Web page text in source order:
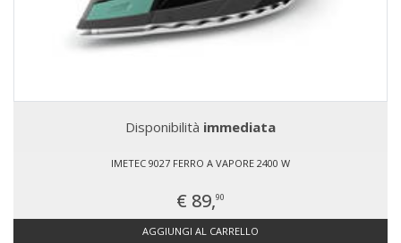
Disponibilità immediata
IMETEC 9027 FERRO A VAPORE 2400 W
€ 89,90
AGGIUNGI AL CARRELLO